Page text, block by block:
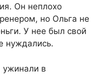
Он неплохо
но Ольга не
У нее был свой
нуждались.
ужинали в